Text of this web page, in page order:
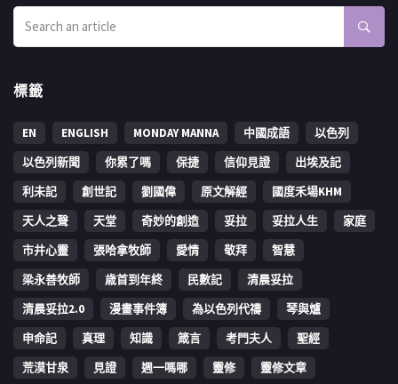
標籤
EN ENGLISH MONDAY MANNA 中國成語
以色列
以色列新聞
你累了嗎 保捷 信仰見證
出埃及記
利未記
創世記 劉國偉 原文解經
國度禾場KHM
天人之聲
天堂 奇妙的創造 妥拉 妥拉人生
家庭
市井心靈
張哈拿牧師 愛情 敬拜
智慧
梁永善牧師
歳首到年終 民數記
清晨妥拉
清晨妥拉2.0
漫畫事件簿 為以色列代禱
琴與爐
申命記
真理 知識 箴言 考門夫人
聖經
荒漠甘泉
見證 週一嗎哪 靈修 靈修文章